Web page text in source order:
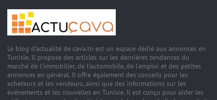
Le blog d'actualité de cava.tn est un espace dédié aux annonces en
Tunisie. Il propose des articles sur les dernières tendances du
marché de l'immobilier, de l'automobile, de l'emploi et des petites
annonces en général. Il offre également des conseils pour les
acheteurs et les vendeurs, ainsi que des informations sur les
événements et les nouvelles en Tunisie. Il est conçu pour aider les